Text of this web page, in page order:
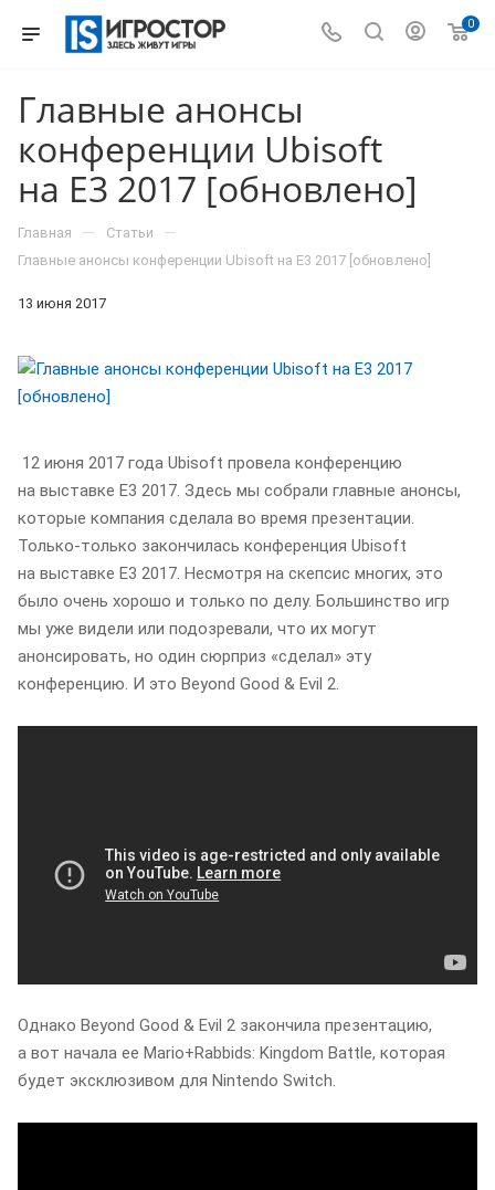
0
Главные анонсы
конференции Ubisoft
на E3 2017 [обновлено]
Главная — Статьи —
Главные анонсы конференции Ubisoft на E3 2017 [обновлено]
13 июня 2017
12 июня 2017 года Ubisoft провела конференцию
на выставке E3 2017. Здесь мы собрали главные анонсы,
которые компания сделала во время презентации.
Только-только закончилась конференция Ubisoft
на выставке E3 2017. Несмотря на скепсис многих, это
было очень хорошо и только по делу. Большинство игр
мы уже видели или подозревали, что их могут
анонсировать, но один сюрприз «сделал» эту
конференцию. И это Beyond Good & Evil 2.
Однако Beyond Good & Evil 2 закончила презентацию,
а вот начала ее Mario+Rabbids: Kingdom Battle, которая
будет эксклюзивом для Nintendo Switch.